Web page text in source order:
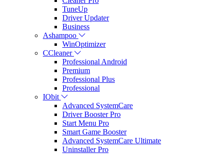
TuneUp
Driver Updater
Business
Ashampoo
WinOptimizer
CCleaner
Professional Android
Premium
Professional Plus
Professional
IObit
Advanced SystemCare
Driver Booster Pro
Start Menu Pro
Smart Game Booster
Advanced SystemCare Ultimate
Uninstaller Pro